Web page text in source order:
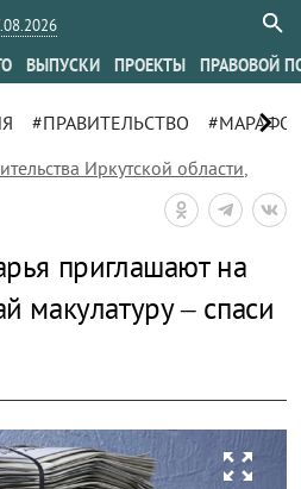
ВЫПУСКИ ПРОЕКТЫ ПРАВОВОЙ
#ПРАВИТЕЛЬСТВО chevron_right
Иркутской области,
приглашают на
макулатуру – спаси
zoom_out_map